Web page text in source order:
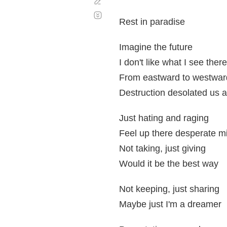
Rest in paradise
Imagine the future
I don't like what I see there
From eastward to
Destruction desolated us all
Just hating and raging
Feel up there desperate
Not taking, just giving
Would it be the best way
Not keeping, just sharing
Maybe just I'm a dreamer
automático